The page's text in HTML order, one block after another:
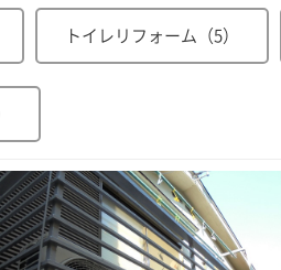
トイレリフォーム（5）